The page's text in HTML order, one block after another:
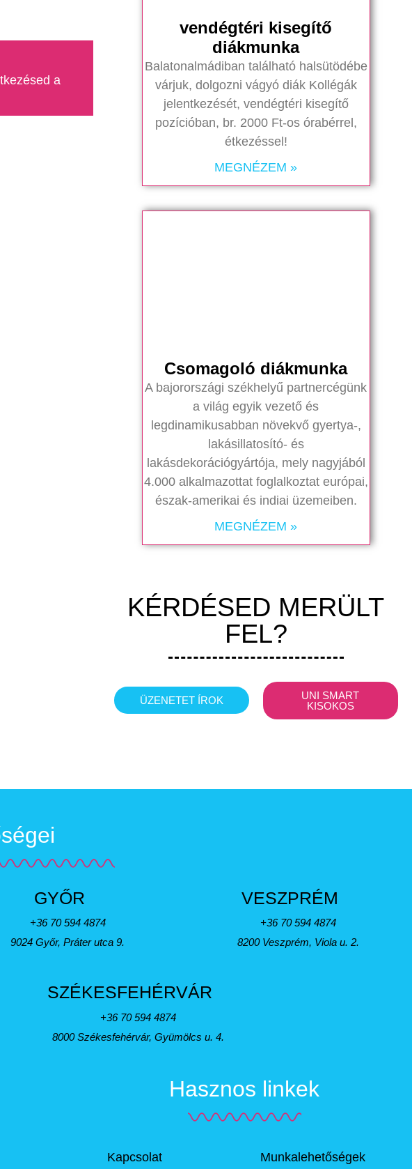
a
vendégtéri kisegítő
diákmunka
Balatonalmádiban található halsütödébe
várjuk, dolgozni vágyó diák Kollégák
jelentkezését, vendégtéri kisegítő
pozícióban, br. 2000 Ft-os órabérrel,
étkezéssel!
MEGNÉZEM »
Csomagoló diákmunka
A bajorországi székhelyű partnercégünk
a világ egyik vezető és
legdinamikusabban növekvő gyertya-,
lakásillatosító- és
lakásdekorációgyártója, mely nagyjából
4.000 alkalmazottat foglalkoztat európai,
észak-amerikai és indiai üzemeiben.
MEGNÉZEM »
KÉRDÉSED MERÜLT
FEL?
ÜZENETET ÍROK
UNI SMART
KISOKOS
GYŐR
+36 70 594 4874
9024 Győr, Práter utca 9.
VESZPRÉM
+36 70 594 4874
8200 Veszprém, Viola u. 2.
SZÉKESFEHÉRVÁR
+36 70 594 4874
8000 Székesfehérvár, Gyümölcs u. 4.
Hasznos linkek
Kapcsolat Munkalehetőségek